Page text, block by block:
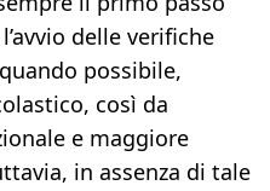
delle verifiche
possibile,
così da
e maggiore
in assenza di tale